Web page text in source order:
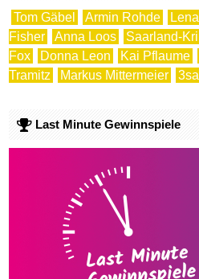
Tom Gäbel Armin Rohde
Fisher
Anna Loos Saarland-
Fox
Donna Leon Kai Pflaume
Tramitz
Markus Mittermeier
Last Minute Gewinnspiele